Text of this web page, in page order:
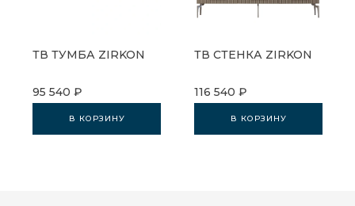
ТВ ТУМБА ZIRKON
95 540 ₽
В КОРЗИНУ
ТВ СТЕНКА ZIRKON
116 540 ₽
В КОРЗИНУ